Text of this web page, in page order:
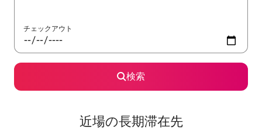
チェックアウト
検索
近場の長期滞在先